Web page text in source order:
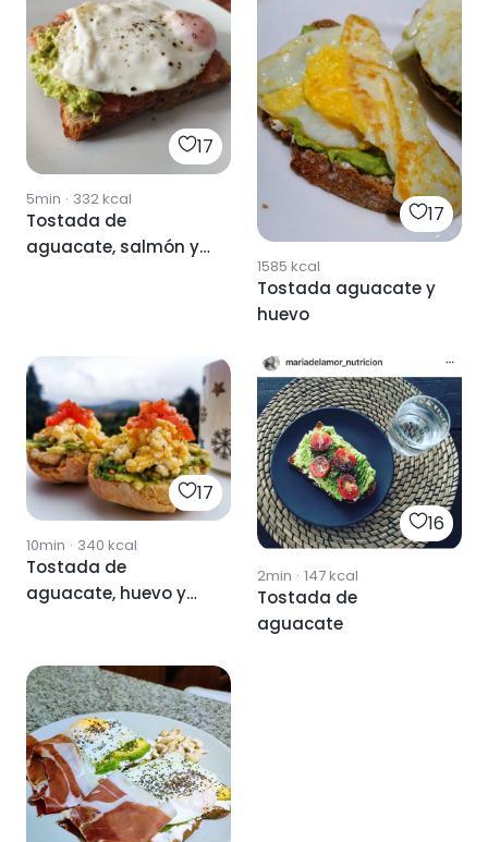
17
5min · 332kcal
Tostada de
aguacate, salmón y
17
1585 kcal
Tostada aguacate y
huevo
17
10min · 340 kcal
Tostada de
aguacate, huevo y
16
2min · 147kcal
Tostada de
aguacate